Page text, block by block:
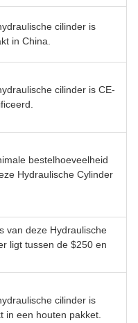
cilinder is
in China.
cilinder is CE-
bestelhoeveelheid
Hydraulische Cylinder
van deze Hydraulische
ligt tussen de $250 en
cilinder is
in een houten pakket.